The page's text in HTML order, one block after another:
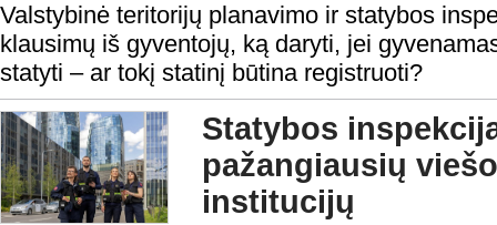
Valstybinė teritorijų planavimo ir statybos
klausimų iš gyventojų, ką daryti, jei
statyti – ar tokį statinį būtina registruoti?
Statybos
pažangiausių
institucijų